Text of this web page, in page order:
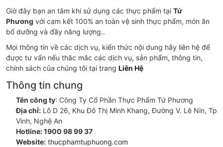
Giờ đây bạn an tâm khi sử dụng các thực phẩm tại Tứ
Phương với cam kết 100% an toàn vệ sinh thực phẩm, món ăn
bổ dưỡng và đầy năng lượng..
Mọi thông tin về các dịch vụ, kiến thức nội dung hãy liên hệ để
được tư vấn nếu thắc mắc các dịch vụ, sản phẩm, thông tin,
chính sách của chúng tôi tại trang Liên Hệ
Thông tin chung
Tên công ty: Công Ty Cổ Phần Thực Phẩm Tứ Phương
Địa chỉ: Lô D 26, Khu Đô Thị Minh Khang, Đường V. Lê Nin, Tp
Vinh, Nghệ An
Hotline: 1900 98 99 37
Website: thucphamtuphuong.com